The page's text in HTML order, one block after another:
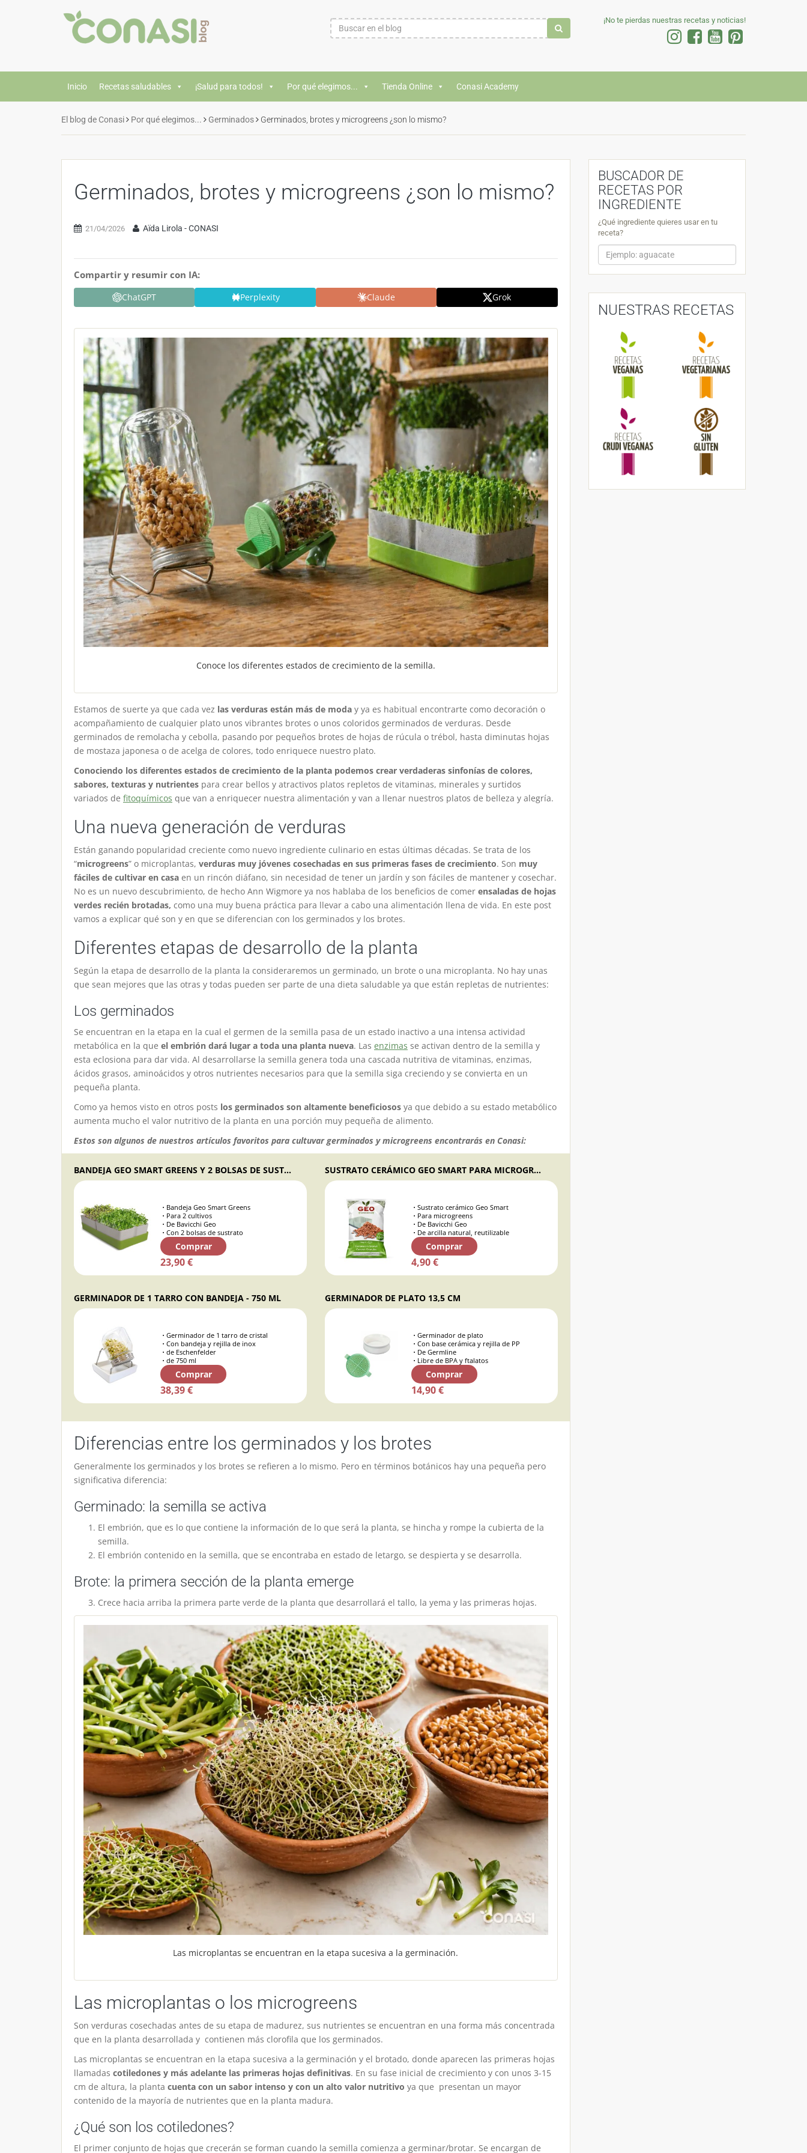
¡No te pierdas nuestras recetas y noticias!
Inicio Recetas saludables ¡Salud para todos! Por qué elegimos... Tienda Online Conasi Academy
El blog de Conasi Por qué elegimos... Germinados Germinados, brotes y microgreens ¿son lo mismo?
Germinados, brotes y microgreens ¿son lo mismo?
21/04/2026 Aïda Lirola - CONASI
Compartir y resumir con IA:
ChatGPT Perplexity Claude Grok
Conoce los diferentes estados de crecimiento de la semilla.
Estamos de suerte ya que cada vez las verduras están más de moda y ya es habitual encontrarte como decoración o
acompañamiento de cualquier plato unos vibrantes brotes o unos coloridos germinados de verduras. Desde
germinados de remolacha y cebolla, pasando por pequeños brotes de hojas de rúcula o trébol, hasta diminutas hojas
de mostaza japonesa o de acelga de colores, todo enriquece nuestro plato.
Conociendo los diferentes estados de crecimiento de la planta podemos crear verdaderas sinfonías de colores,
sabores, texturas y nutrientes para crear bellos y atractivos platos repletos de vitaminas, minerales y surtidos
variados de fitoquímicos que van a enriquecer nuestra alimentación y van a llenar nuestros platos de belleza y alegría.
Una nueva generación de verduras
Están ganando popularidad creciente como nuevo ingrediente culinario en estas últimas décadas. Se trata de los
“microgreens” o microplantas, verduras muy jóvenes cosechadas en sus primeras fases de crecimiento. Son muy
fáciles de cultivar en casa en un rincón diáfano, sin necesidad de tener un jardín y son fáciles de mantener y cosechar.
No es un nuevo descubrimiento, de hecho Ann Wigmore ya nos hablaba de los beneficios de comer ensaladas de hojas
verdes recién brotadas, como una muy buena práctica para llevar a cabo una alimentación llena de vida. En este post
vamos a explicar qué son y en que se diferencian con los germinados y los brotes.
Diferentes etapas de desarrollo de la planta
Según la etapa de desarrollo de la planta la consideraremos un germinado, un brote o una microplanta. No hay unas
que sean mejores que las otras y todas pueden ser parte de una dieta saludable ya que están repletas de nutrientes:
Los germinados
Se encuentran en la etapa en la cual el germen de la semilla pasa de un estado inactivo a una intensa actividad
metabólica en la que el embrión dará lugar a toda una planta nueva. Las enzimas se activan dentro de la semilla y
esta eclosiona para dar vida. Al desarrollarse la semilla genera toda una cascada nutritiva de vitaminas, enzimas,
ácidos grasos, aminoácidos y otros nutrientes necesarios para que la semilla siga creciendo y se convierta en un
pequeña planta.
Como ya hemos visto en otros posts los germinados son altamente beneficiosos ya que debido a su estado metabólico
aumenta mucho el valor nutritivo de la planta en una porción muy pequeña de alimento.
Estos son algunos de nuestros artículos favoritos para cultuvar germinados y microgreens encontrarás en Conasi:
BANDEJA GEO SMART GREENS Y 2 BOLSAS DE SUSTRATO PARA MICROGREENS - BAVICCHI
Bandeja Geo Smart Greens
Para 2 cultivos
De Bavicchi Geo
Con 2 bolsas de sustrato
Comprar
23,90 €
SUSTRATO CERÁMICO GEO SMART PARA MICROGREENS, 0,8 L - BAVICCHI
Sustrato cerámico Geo Smart
Para microgreens
De Bavicchi Geo
De arcilla natural, reutilizable
Comprar
4,90 €
GERMINADOR DE 1 TARRO CON BANDEJA - 750 ML
Germinador de 1 tarro de cristal
Con bandeja y rejilla de inox
de Eschenfelder
de 750 ml
Comprar
38,39 €
GERMINADOR DE PLATO 13,5 CM
Germinador de plato
Con base cerámica y rejilla de PP
De Germline
Libre de BPA y ftalatos
Comprar
14,90 €
Diferencias entre los germinados y los brotes
Generalmente los germinados y los brotes se refieren a lo mismo. Pero en términos botánicos hay una pequeña pero
significativa diferencia:
Germinado: la semilla se activa
El embrión, que es lo que contiene la información de lo que será la planta, se hincha y rompe la cubierta de la
semilla.
El embrión contenido en la semilla, que se encontraba en estado de letargo, se despierta y se desarrolla.
Brote: la primera sección de la planta emerge
Crece hacia arriba la primera parte verde de la planta que desarrollará el tallo, la yema y las primeras hojas.
Las microplantas se encuentran en la etapa sucesiva a la germinación.
Las microplantas o los microgreens
Son verduras cosechadas antes de su etapa de madurez, sus nutrientes se encuentran en una forma más concentrada
que en la planta desarrollada y contienen más clorofila que los germinados.
Las microplantas se encuentran en la etapa sucesiva a la germinación y el brotado, donde aparecen las primeras hojas
llamadas cotiledones y más adelante las primeras hojas definitivas. En su fase inicial de crecimiento y con unos 3-15
cm de altura, la planta cuenta con un sabor intenso y con un alto valor nutritivo ya que presentan un mayor
contenido de la mayoría de nutrientes que en la planta madura.
¿Qué son los cotiledones?
El primer conjunto de hojas que crecerán se forman cuando la semilla comienza a germinar/brotar. Se encargan de
BUSCADOR DE
RECETAS POR
INGREDIENTE
¿Qué ingrediente quieres usar en tu
receta?
NUESTRAS RECETAS